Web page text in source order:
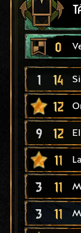
0
1 14
12
9 12
11
3 11
3 11